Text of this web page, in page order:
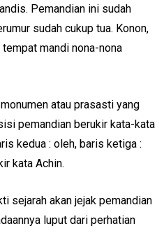
Pemandian ini sudah
sudah cukup tua. Konon,
mandi nona-nona
atau prasasti yang
pemandian berukir kata-kata
kedua : oleh, baris ketiga :
kata Achin.
sejarah akan jejak pemandian
luput dari perhatian